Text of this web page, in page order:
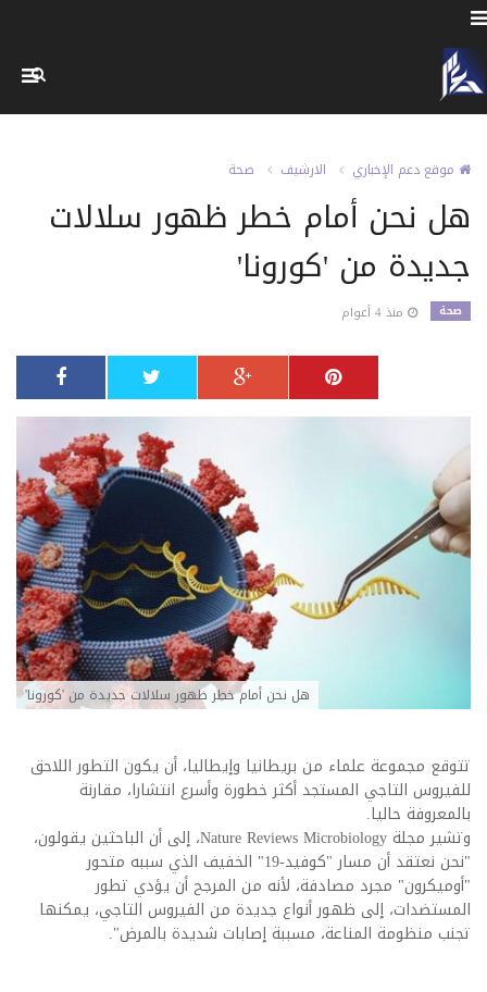
موقع دعم الإخباري الارشيف صحة
هل نحن أمام خطر ظهور سلالات
جديدة من 'كورونا'
صحة منذ 4 أعوام
هل نحن أمام خطر ظهور سلالات جديدة من 'كورونا'
تتوقع مجموعة علماء من بريطانيا وإيطاليا، أن يكون التطور اللاحق
للفيروس التاجي المستجد أكثر خطورة وأسرع انتشارا، مقارنة
بالمعروفة حاليا.
وتشير مجلة Nature Reviews Microbiology، إلى أن الباحثين يقولون،
"نحن نعتقد أن مسار "كوفيد-19" الخفيف الذي سببه متحور
"أوميكرون" مجرد مصادفة، لأنه من المرجح أن يؤدي تطور
المستضدات، إلى ظهور أنواع جديدة من الفيروس التاجي، يمكنها
تجنب منظومة المناعة، مسببة إصابات شديدة بالمرض".